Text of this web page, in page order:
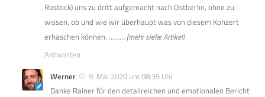
Rostock) uns zu dritt aufgemacht nach Ostberlin, ohne zu
wissen, ob und wie wir überhaupt was von diesem Konzert
erhaschen können. ……… (mehr siehe Artikel)
Antworten
Werner
9. Mai 2020 um 08:35 Uhr
Danke Rainer für den detailreichen und emotionalen Bericht